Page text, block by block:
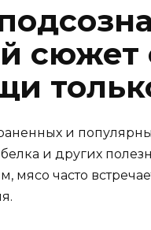
сюжет
и
и других
мясо часто